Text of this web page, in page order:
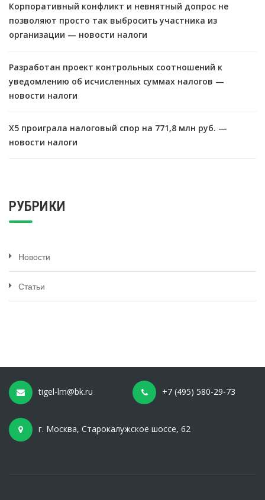
Корпоративный конфликт и невнятный допрос не
позволяют просто так выбросить участника из
организации — новости налоги
Разработан проект контрольных соотношений к
уведомлению об исчисленных суммах налогов —
новости налоги
X5 проиграла налоговый спор на 771,8 млн руб. —
новости налоги
РУБРИКИ
Новости
Статьи
tigel-lm@bk.ru +7 (495) 580-29-73
г. Москва, Старокалужское шоссе, 62